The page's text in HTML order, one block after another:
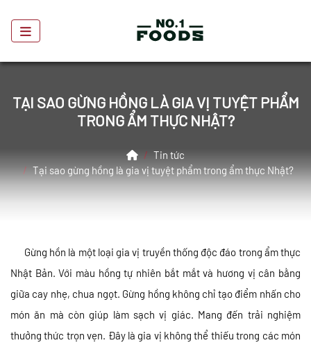
TẠI SAO GỪNG HỒNG LÀ GIA VỊ TUYỆT PHẨM
TRONG ẨM THỰC NHẬT?
HomeTin tức
Tại sao gừng hồng là gia vị tuyệt phẩm trong ẩm thực Nhật?
Gừng hồn là một loại gia vị truyền thống độc đáo trong ẩm thực
Nhật Bản. Với màu hồng tự nhiên bắt mắt và hương vị cân bằng
giữa cay nhẹ, chua ngọt. Gừng hồng không chỉ tạo điểm nhấn cho
món ăn mà còn giúp làm sạch vị giác. Mang đến trải nghiệm
thưởng thức trọn vẹn. Đây là gia vị không thể thiếu trong các món